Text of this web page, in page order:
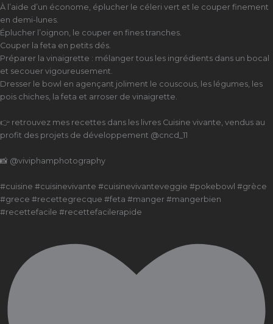
À l’aide d’un économe, éplucher le céleri vert et le couper finement
en demi-lunes.
Éplucher l’oignon, le couper en fines tranches.
Couper la feta en petits dés.
Préparer la vinaigrette : mélanger tous les ingrédients dans un bocal
et secouer vigoureusement.
Dresser le bowl en agençant joliment le couscous, les légumes, les
pois chiches, la feta et arroser de vinaigrette.
👉 retrouvez mes recettes dans les livres Cuisine vivante, vendus au
profit des projets de développement @cncd_11
📸 @viviphamphotography
#cuisine #cuisinevivante #cuisinevivanteveggie #pokebowl #grèce
#grece #recettegrecque #feta #manger #mangerbien
#recettefacile #recettefacilerapide